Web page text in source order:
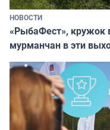
НОВОСТИ
«РыбаФест», кружок
мурманчан в эти